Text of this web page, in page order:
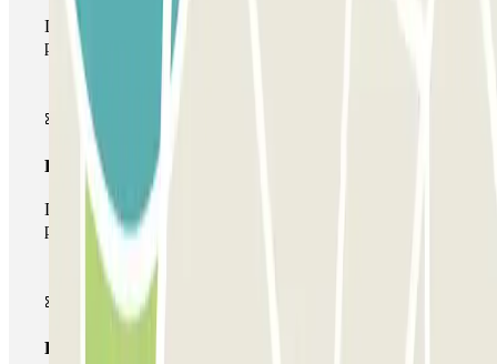
Durante tu estancia podrás entrar y salir una única vez al
parking
Pase multiparking
Durante tu estancia podrás hacer uso de toda la red de
parkings de este operador disponibles en Parclick.
Pase ilimitado